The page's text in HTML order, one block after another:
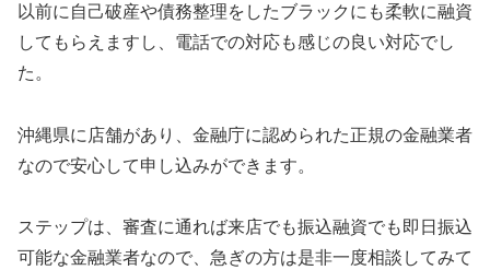
以前に自己破産や債務整理をしたブラックにも柔軟に融資
してもらえますし、電話での対応も感じの良い対応でし
た。
沖縄県に店舗があり、金融庁に認められた正規の金融業者
なので安心して申し込みができます。
ステップは、審査に通れば来店でも振込融資でも即日振込
可能な金融業者なので、急ぎの方は是非一度相談してみて